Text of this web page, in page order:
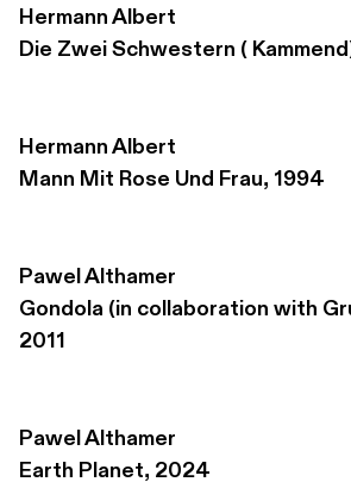
Hermann Albert
Die Zwei Schwestern (
Hermann Albert
Mann Mit Rose Und Frau, 1994
Pawel Althamer
Gondola (in collaboration with
2011
Pawel Althamer
Earth Planet, 2024